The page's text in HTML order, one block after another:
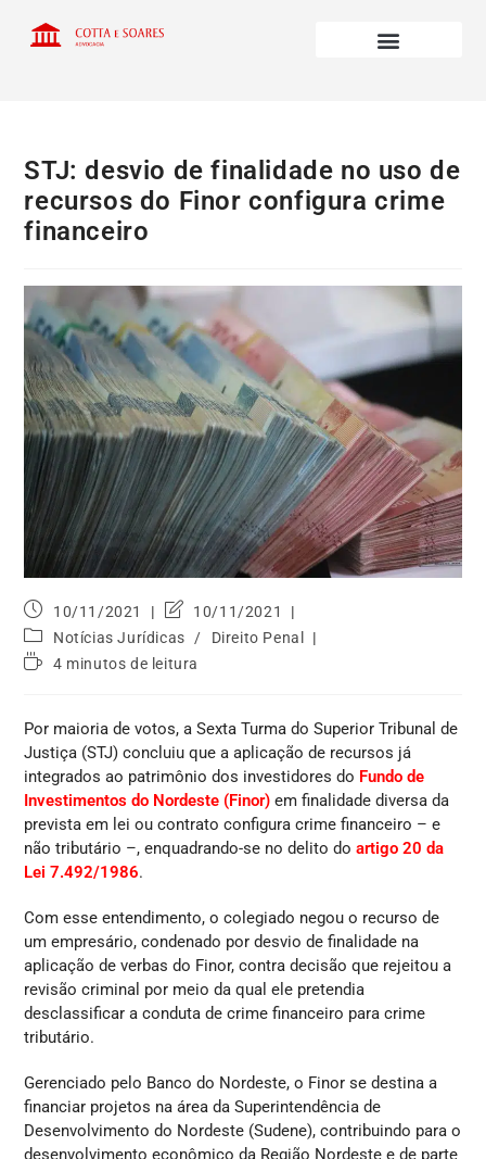
STJ: desvio de finalidade no uso de
recursos do Finor configura crime
financeiro
10/11/2021
10/11/2021
Notícias Jurídicas
/
Direito Penal
4 minutos de leitura
Por maioria de votos, a Sexta Turma do Superior Tribunal de
Justiça (STJ) concluiu que a aplicação de recursos já
integrados ao patrimônio dos investidores do Fundo de
Investimentos do Nordeste (Finor) em finalidade diversa da
prevista em lei ou contrato configura crime financeiro – e
não tributário –, enquadrando-se no delito do artigo 20 da
Lei 7.492/1986.
Com esse entendimento, o colegiado negou o recurso de
um empresário, condenado por desvio de finalidade na
aplicação de verbas do Finor, contra decisão que rejeitou a
revisão criminal por meio da qual ele pretendia
desclassificar a conduta de crime financeiro para crime
tributário.
Gerenciado pelo Banco do Nordeste, o Finor se destina a
financiar projetos na área da Superintendência de
Desenvolvimento do Nordeste (Sudene), contribuindo para o
desenvolvimento econômico da Região Nordeste e de parte